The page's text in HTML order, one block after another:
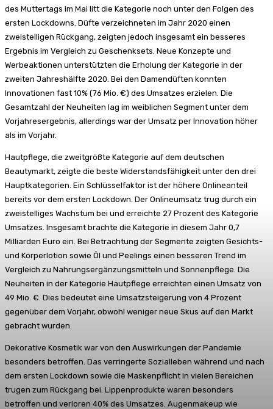
des Muttertags im Mai litt die Kategorie noch unter den Folgen des
ersten Lockdowns. Düfte verzeichneten im Jahr 2020 einen
zweistelligen Rückgang, zeigten jedoch insgesamt ein besseres
Ergebnis im Vergleich zu Geschenksets. Neue Konzepte und
Werbeaktionen unterstützten die Erholung der Kategorie in der
zweiten Jahreshälfte 2020. Bei den Damendüften konnten
Innovationen fast 10% (76 Mio. €) des Umsatzes erzielen. Die
Gesamtzahl der Neuheiten lag im weiblichen Segment unter dem
Vorjahresergebnis, allerdings war der Umsatz per Innovation höher
als im Vorjahr.
Hautpflege, die zweitgrößte Kategorie auf dem deutschen
Beautymarkt, zeigte die beste Widerstandsfähigkeit unter den drei
Hauptkategorien. Ein Schlüsselfaktor ist der höhere Onlineanteil
bereits vor dem ersten Lockdown. Der Onlineumsatz trug durch ein
zweistelliges Wachstum bei und erreichte 27 Prozent des Kategorie
Umsatzes. Insgesamt brachte die Kategorie in diesem Jahr 0,7
Milliarden Euro ein. Bei Betrachtung der Segmente zeigten Gesichts-
und Körperlotion sowie Öl und Peelings einen besseren Trend im
Vergleich zu Nahrungsergänzungsmitteln und Sonnenpflege. Die
Neuheiten in der Kategorie Hautpflege erreichten einen Umsatz von
49 Mio. €. Dies bedeutet eine Umsatzsteigerung von 4 Prozent
gegenüber dem Vorjahr, obwohl weniger neue Skus auf den Markt
gebracht wurden.
Dekorative Kosmetik war von den Auswirkungen der Pandemie
besonders betroffen. Das verringerte Sozialleben während und nach
dem ersten Lockdown sowie die Maskenpflicht in vielen Bereichen
trugen zum Rückgang bei. Lippenprodukte waren besonders
betroffen und verloren 40% des Umsatzes. Augenmakeup wie